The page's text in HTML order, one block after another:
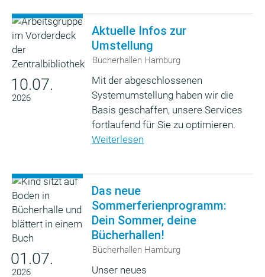
10.07.
2026
Aktuelle Infos zur
Umstellung
Bücherhallen Hamburg
Mit der abgeschlossenen
Systemumstellung haben wir die
Basis geschaffen, unsere Services
fortlaufend für Sie zu optimieren.
Weiterlesen
01.07.
2026
Das neue
Sommerferienprogramm:
Dein Sommer, deine
Bücherhallen!
Bücherhallen Hamburg
Unser neues